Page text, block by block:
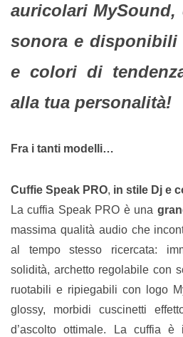
auricolari MySound,
sonora e
e colori di
alla tua personalità!
Fra i tanti modelli…
Cuffie Speak PRO, in stile Dj e
La cuffia Speak PRO è una
massima qualità audio che
al tempo stesso ricercata:
solidità, archetto regolabile con
ruotabili e ripiegabili con logo
glossy, morbidi cuscinetti
d’ascolto ottimale. La cuffia è